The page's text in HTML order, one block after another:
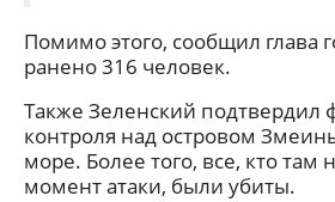
Помимо этого, сообщил глава
ранено 316 человек.
Также Зеленский подтвердил
контроля над островом
море. Более того, все, кто там
момент атаки, были убиты.